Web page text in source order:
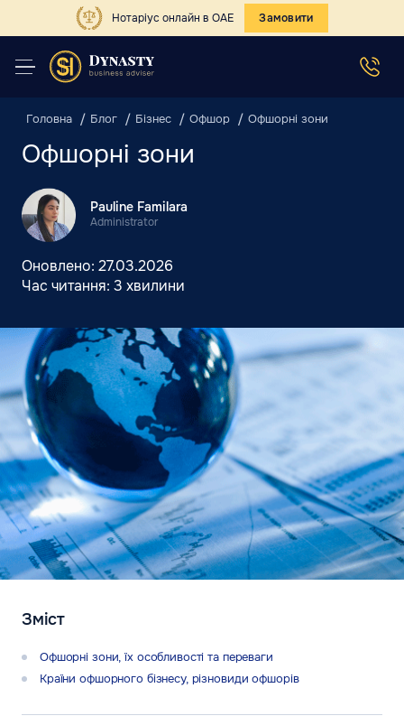
Нотаріус онлайн в ОАЕ Замовити
Головна Блог Бізнес Офшор Офшорні зони
Офшорні зони
Pauline Familara
Administrator
Оновлено: 27.03.2026
Час читання: 3 хвилини
Зміст
Офшорні зони, їх особливості та переваги
Країни офшорного бізнесу, різновиди офшорів